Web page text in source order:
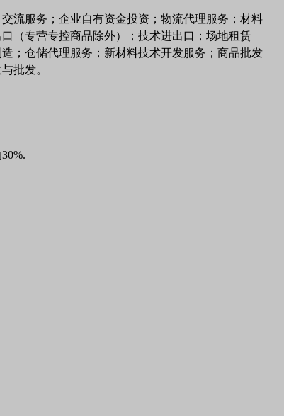
流服务；企业自有资金投资；物流代理服务；材料
（专营专控商品除外）；技术进出口；场地租赁
；仓储代理服务；新材料技术开发服务；商品批发
批发。